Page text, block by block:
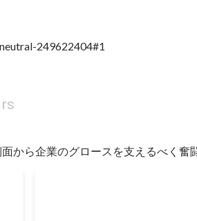
249622404#1
から企業のグロースを支えるべく奮